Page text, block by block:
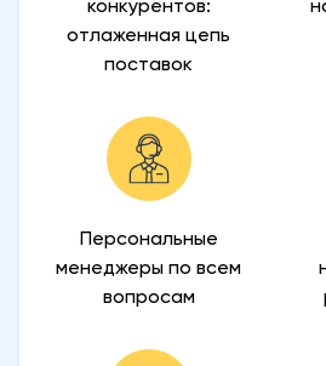
конкурентов:
отлаженная цепь
поставок
Персональные
менеджеры по всем
вопросам